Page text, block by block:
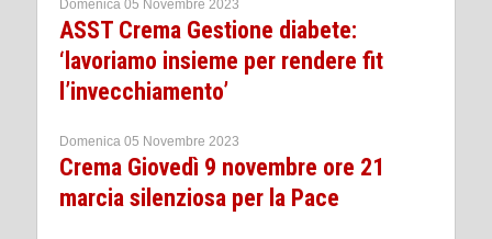
Domenica 05 Novembre 2023
ASST Crema Gestione diabete:
‘lavoriamo insieme per rendere fit
l’invecchiamento’
Domenica 05 Novembre 2023
Crema Giovedì 9 novembre ore 21
marcia silenziosa per la Pace